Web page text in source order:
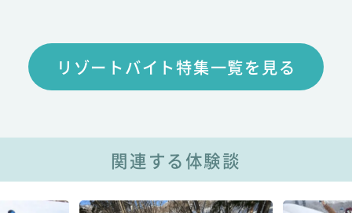
リゾートバイト特集一覧を見る
関連する体験談